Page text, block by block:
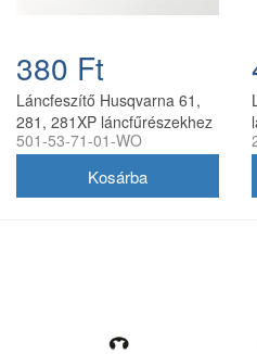
380 Ft
Láncfeszítő Husqvarna 61,
281, 281XP láncfűrészekhez
501-53-71-01
501-53-71-01-WO